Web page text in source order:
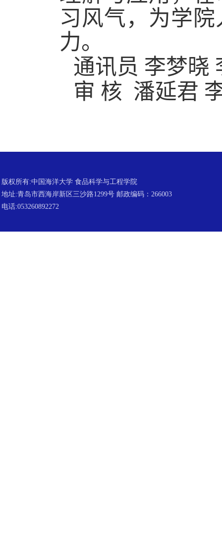
习风气，为学
力。
通讯员 李梦晓
审 核 潘延君
版权所有:中国海洋大学 食品科学与工程学院
地址:青岛市西海岸新区三沙路1299号 邮政编码：266003
电话:053260892272